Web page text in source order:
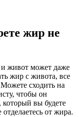
жир не
и живот может даже
жир с живота, все
сходить на
чтобы он
вы будете
от жира.